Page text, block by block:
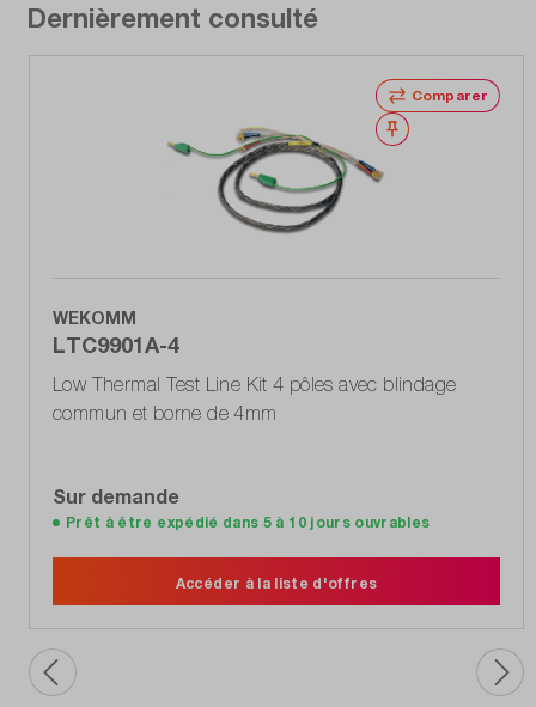
Dernièrement consulté
Comparer
Noter
WEKOMM
LTC9901A-4
Low Thermal Test Line Kit 4 pôles avec blindage
commun et borne de 4mm
Sur demande
Prêt à être expédié dans 5 à 10 jours ouvrables
Accéder à la liste d'offres